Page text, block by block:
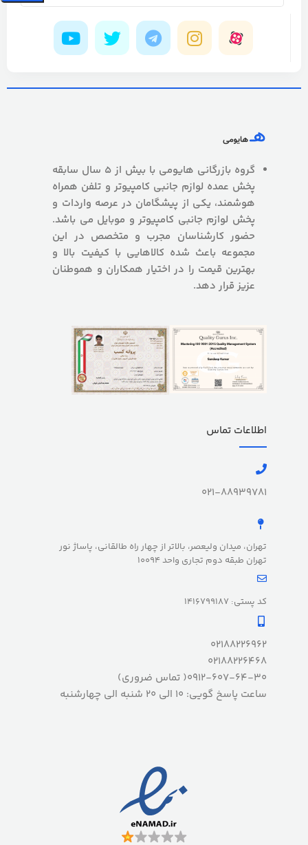
گروه بازرگانی هایومی با بیش از 5 سال سابقه
پخش عمده لوازم جانبی کامپیوتر و تلفن همراه
هوشمند، یکی از پیشگامان در عرصه واردات و
پخش لوازم جانبی کامپیوتر و موبایل می باشد.
حضور کارشناسان مجرب و متخصص در این
مجموعه باعث شده کالاهایی با کیفیت بالا و
بهترین قیمت را در اختیار همکاران و هموطنان
عزیز قرار دهد.
اطلاعات تماس
021-88939781
تهران، میدان ولیعصر، بالاتر از چهار راه طالقانی، پاساژ نور
تهران طبقه دوم تجاری واحد 10094
کد پستی: 1416799187
02188226962
02188226468
0912-607-64-30( تماس ضروری)
ساعت پاسخ گویی: 10 الی 20 شنبه الی چهارشنبه